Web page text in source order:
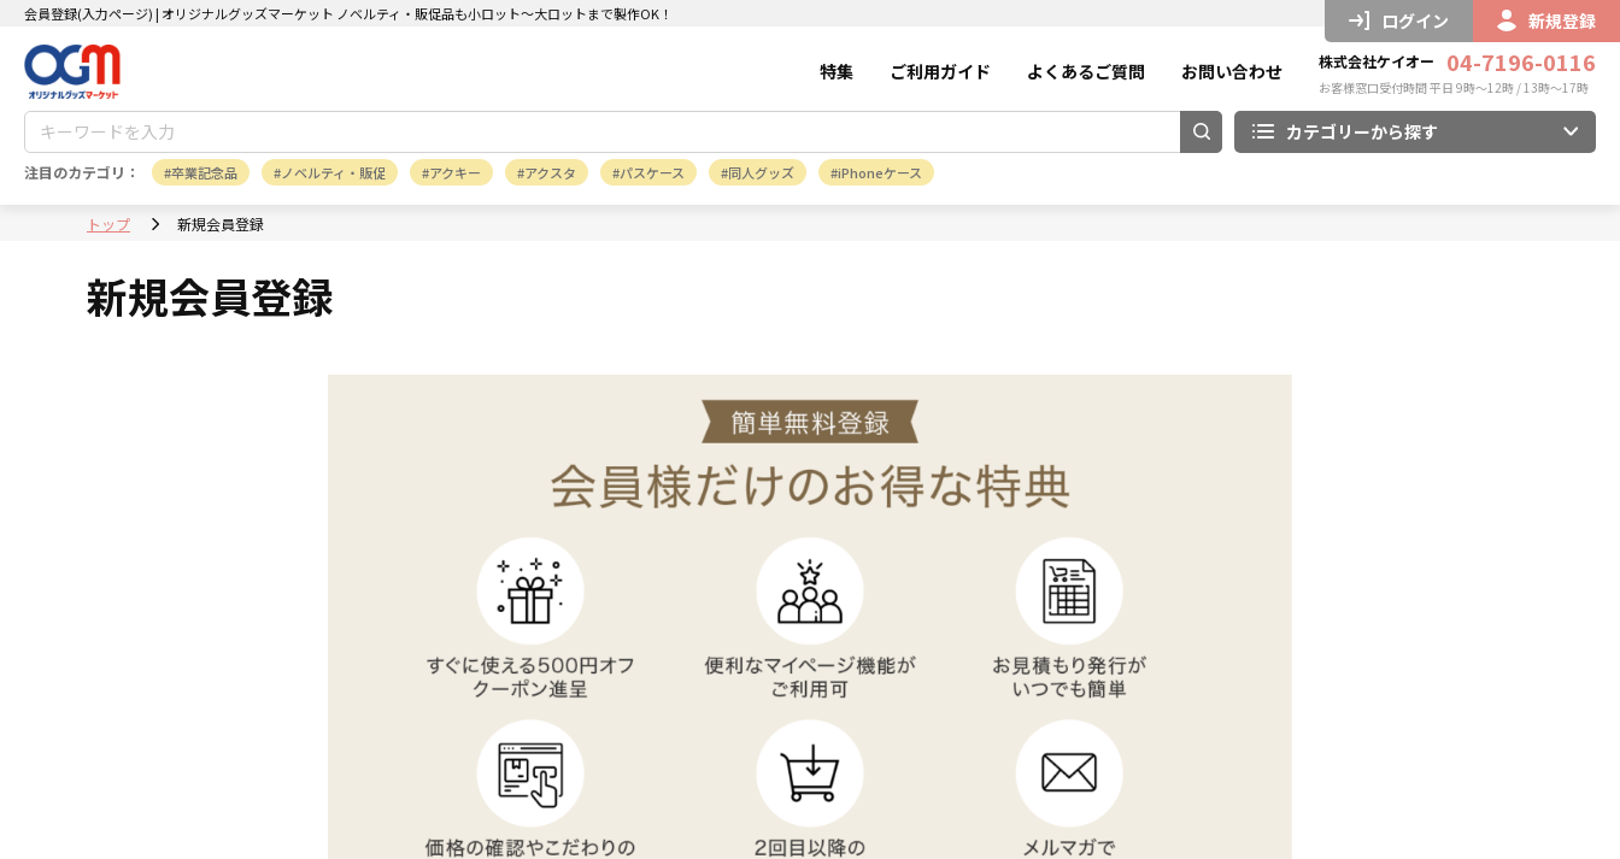
会員登録(入力ページ) | オリジナルグッズマーケット ノベルティ・販促品も小ロット～大ロットまで製作OK！ ログイン 新規登録
特集 ご利用ガイド よくあるご質問 お問い合わせ 株式会社ケイオー 04-7196-0116
お客様窓口受付時間 平日 9時～12時 / 13時～17時
カテゴリーから探す
注目のカテゴリ： 卒業記念品 ノベルティ・販促 アクキー アクスタ パスケース 同人グッズ iPhoneケース
トップ 新規会員登録
新規会員登録